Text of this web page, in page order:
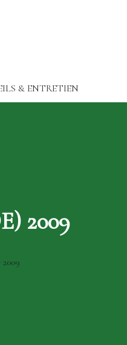
& ENTRETIEN
2009